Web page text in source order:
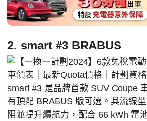
2. smart #3 BRABUS
smart #3 是品牌首款 SUV Coupe
有頂配 BRABUS 版可選。其流線
阻並提升續航力，配合 66 kWh 電